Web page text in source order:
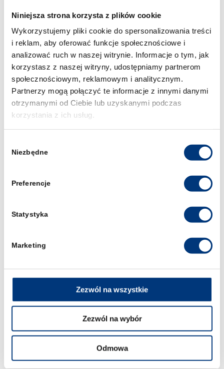
Niniejsza strona korzysta z plików cookie
Wykorzystujemy pliki cookie do spersonalizowania treści
i reklam, aby oferować funkcje społecznościowe i
analizować ruch w naszej witrynie. Informacje o tym, jak
korzystasz z naszej witryny, udostępniamy partnerom
społecznościowym, reklamowym i analitycznym.
Partnerzy mogą połączyć te informacje z innymi danymi
otrzymanymi od Ciebie lub uzyskanymi podczas
korzystania z ich usług.
zgody
Niezbędne
Preferencje
Statystyka
Marketing
Zezwól na wszystkie
Zezwól na wybór
Odmowa
Udział w programie jest dofinansowany
z programu Erasmus+.
otrzymaćod 606 do 680 eurona pokrycie
kosztów wyjazdu. Wyższe
dofinansowanie przewidziane jest dla
osób podróżujących w sposób
ekologiczny – pociągiem, autobusem lub
wspólnym samochodem (minimum dwie
osoby). Zakwaterowanie przewidziane
jest w akademiku na terenie kampusu
uczelni w Budapeszcie, w cenie około
euro za noc. Organizatorzy zapewniają
przez 4 dni
, natomiast pozostałe posiłki
uczestnicy organizują we własnym
Wymagania i kryteria kwalifikacji
Do udziału w programie mogą zgłosić się
dobrą znajomość
kwalifikacji:
ocena z języka angielskiego 5.0 lub
certyfikat TOLES Foundation
dodatkowym atutem będzie
aktywność w organizacjach
studenckich uczelni oraz osiągnięcia
naukowe
Jak się zgłosić